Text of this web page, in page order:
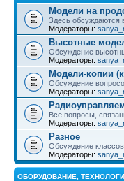
Модели на
Здесь обсуждаются
Модераторы:
Высотные
Обсуждение
Модераторы:
Модели-копии
Обсуждение
Модераторы:
Все вопросы,
Модераторы:
Разное
Обсуждение
Модераторы:
ОБОРУДОВАНИЕ,